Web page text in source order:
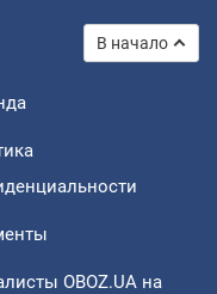
В начало
OBOZ.UA на